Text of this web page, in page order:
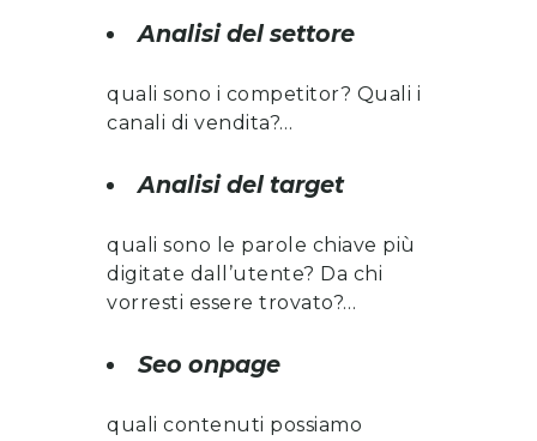
Analisi del settore
quali sono i competitor? Quali i
canali di vendita?…
Analisi del target
quali sono le parole chiave più
digitate dall’utente? Da chi
vorresti essere trovato?…
Seo onpage
quali contenuti possiamo